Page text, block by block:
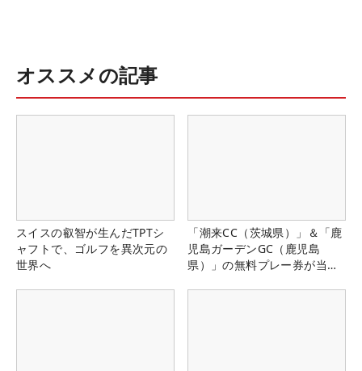
オススメの記事
スイスの叡智が生んだTPTシ
ャフトで、ゴルフを異次元の
世界へ
「潮来CC（茨城県）」＆「鹿
児島ガーデンGC（鹿児島
県）」の無料プレー券が当た